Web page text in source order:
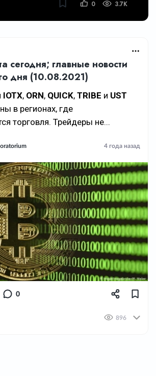
0 3.7K
сегодня; главные новости
дня (10.08.2021)
IOTX, ORN, QUICK, TRIBE и UST
в регионах, где
торговля. Трейдеры не...
4 года назад
0
896